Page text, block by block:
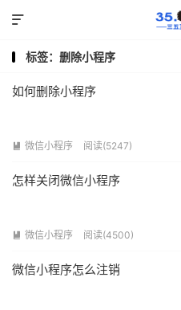

标签：删除小程序
如何删除小程序
 微信小程序 阅读(5247)
怎样关闭微信小程序
 微信小程序 阅读(4500)
微信小程序怎么注销